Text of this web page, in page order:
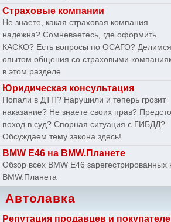
Страховые компании
Не знаете, какая страховая компания
надежна? Сомневаетесь, где оформить
КАСКО? Есть вопросы по ОСАГО? Делимся
опытом общения со страховыми
в этом разделе
Юридическая консультация
Попали в ДТП? Нарушили и теперь грозит
наказание? Не знаете своих прав?
поход в суд? Спорная ситуация с ГИБДД?
Обсуждаем тему закона здесь!
BMW E46 на BMW.Планете
Обзор всех BMW E46 зарегестрированных
BMW.Планета
Автолавка
Репутация продавцев и